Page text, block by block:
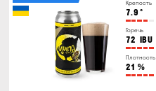
Крепость
7.9 °
Горечь
72 IBU
Плотность
21 %